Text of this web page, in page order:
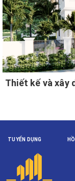
Thiết kế và xây
TUYỂN DỤNG